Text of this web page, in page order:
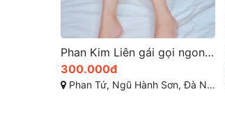
Gái Gọi Xác Thực Tại Đà Nẵng: Trải Nghiệm Đặc Biệt Không Thể Bỏ Lỡ!
600.000đ
Trần Bạch Đằng - Võ Nguyên Giáp - Nguyễn Văn Thoại